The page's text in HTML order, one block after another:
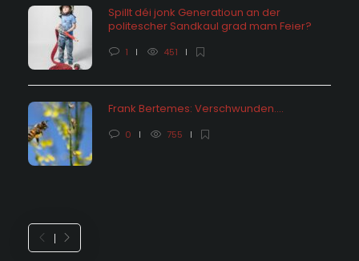
Spillt déi jonk Generatioun an der
politescher Sandkaul grad mam Feier?
1 451
Frank Bertemes: Verschwunden….
0 755